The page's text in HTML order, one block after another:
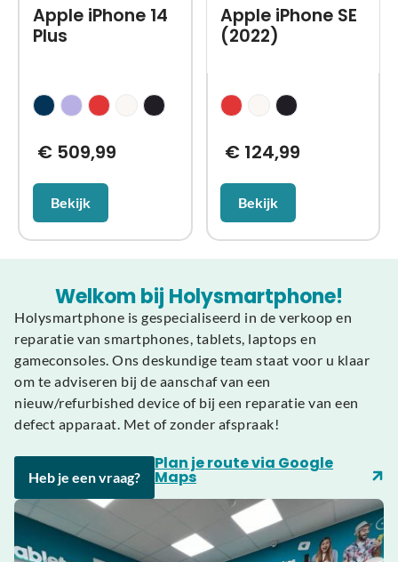
Apple iPhone 14
Plus
€509,99
Bekijk
Apple iPhone SE
(2022)
€ 124,99
Bekijk
Welkom bij Holysmartphone!
Holysmartphone is gespecialiseerd in de verkoop en
reparatie van smartphones, tablets, laptops en
gameconsoles. Ons deskundige team staat voor u klaar
om te adviseren bij de aanschaf van een
nieuw/refurbished device of bij een reparatie van een
defect apparaat. Met of zonder afspraak!
Heb je een vraag?
Plan je route via Google
Maps